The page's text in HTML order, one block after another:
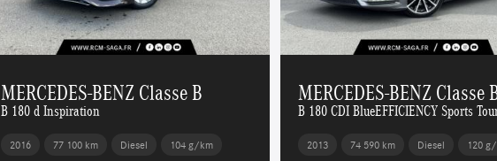
MERCEDES-BENZ Classe B
B 180 d Inspiration
2016 77 100 km Diesel 104 g/km
MERCEDES-BENZ Classe
B 180 CDI BlueEFFICIENCY Sports
2013 74 590 km Diesel 120